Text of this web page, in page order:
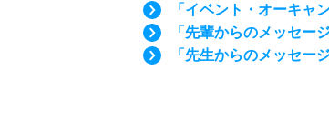
「イベント・オーキャ
「先輩からのメッセー
「先生からのメッセー